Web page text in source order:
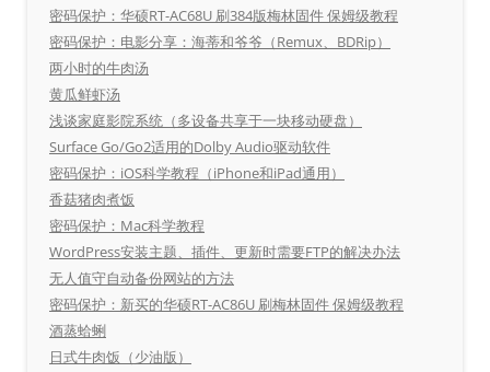
密码保护：华硕RT-AC68U 刷384版梅林固件 保姆级教程
密码保护：电影分享：海蒂和爷爷（Remux、BDRip）
两小时的牛肉汤
黄瓜鲜虾汤
浅谈家庭影院系统（多设备共享于一块移动硬盘）
Surface Go/Go2适用的Dolby Audio驱动软件
密码保护：iOS科学教程（iPhone和iPad通用）
香菇猪肉煮饭
密码保护：Mac科学教程
WordPress安装主题、插件、更新时需要FTP的解决办法
无人值守自动备份网站的方法
密码保护：新买的华硕RT-AC86U 刷梅林固件 保姆级教程
酒蒸蛤蜊
日式牛肉饭（少油版）